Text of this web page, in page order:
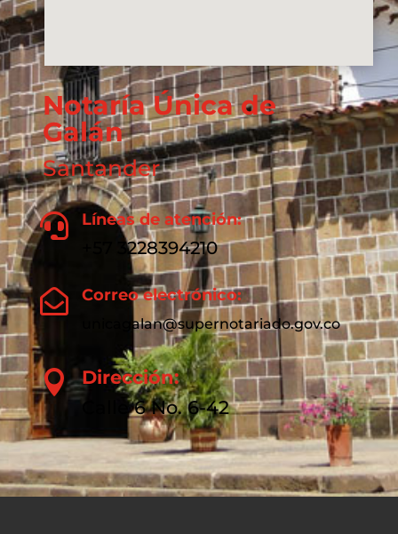
Notaría Única de
Galán
Santander
 Líneas de atención:
+57 3228394210
 Correo electrónico:
unicagalan@supernotariado.gov.co
 Dirección:
Calle 6 No. 6-42